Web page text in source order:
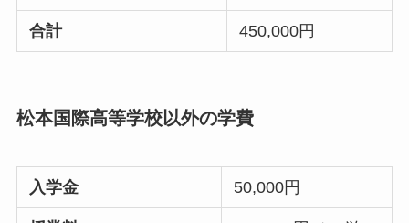
合計 450,000円
松本国際高等学校以外の学費
入学金 50,000円